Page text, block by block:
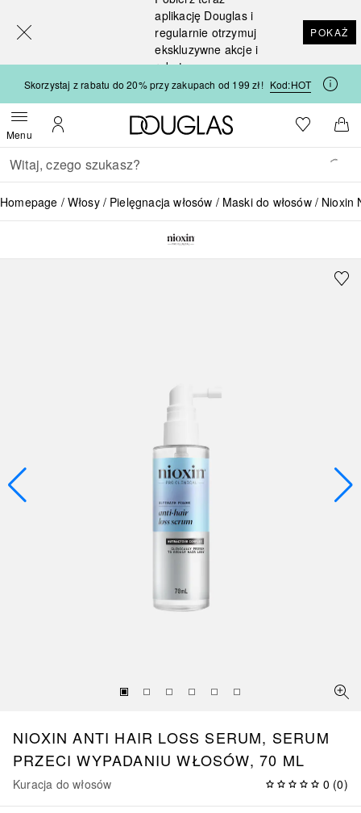
aplikację Douglas i
regularnie otrzymuj
ekskluzywne akcje i
rabaty
POKAŻ
Skorzystaj z rabatu do 20% przy zakupach od 199 zł! Kod:HOT
MenuOtwórz menuMoje konto
Strona główna Douglas
Do listyDo
Wracać
Wykonaj wyszukiwanie
Homepage Włosy Pielęgnacja włosów Maski do włosów Nioxin
NIOXIN ANTI HAIR LOSS SERUM, SERUM
PRZECI WYPADANIU WŁOSÓW, 70 ML
Kuracja do włosów 0 (0)
[navigation.slideout.screenreader]